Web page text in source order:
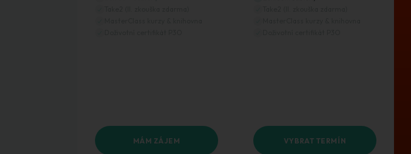
MÁM ZÁJEM VYBRAT TERMÍN